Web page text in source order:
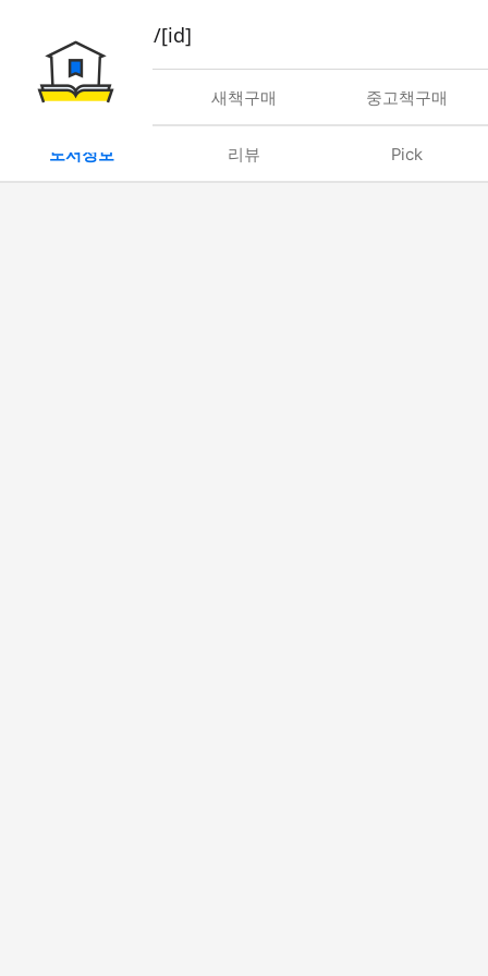
book/rent/[id]
대여 새책구매 중고책구매
도서정보 리뷰 Pick